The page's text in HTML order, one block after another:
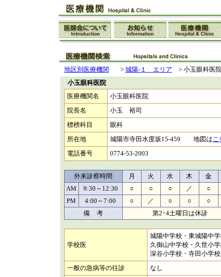
地区別医療機関 > 城陽-１ エリア > 小玉眼科医
小玉眼科医院
医療機関名
小玉眼科医院
院長名
小玉 裕司
標榜科目
眼科
所在地
城陽市寺田水度坂15-459 地図はこ
電話番号
0774-53-2003
外来診察時間 月 火 水 木
金
AM
9:30～12:30 ○ ○ ○ ／
○
PM
4:00～7:00 ○ ／ ○ ○
○
備 考
第2･4土曜日は休診
学校医
城陽中学校・東城陽中
久御山中学校・久世小
深谷小学校・寺田小学校
一般の急病等の往診
なし